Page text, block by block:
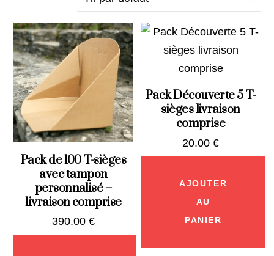
Pack de 100 T-sièges
avec tampon
personnalisé –
livraison comprise
390.00 €
Pack Découverte 5 T-
sièges livraison
comprise
20.00 €
AJOUTER
AU
PANIER